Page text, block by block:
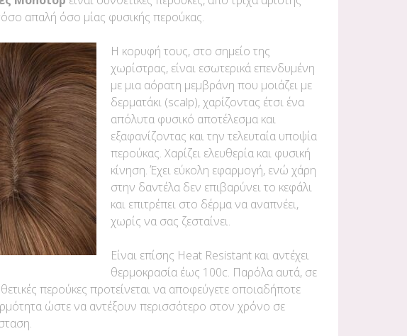
απαλή όσο μίας φυσικής περούκας.
Η κορυφή τους, στο σημείο της
χωρίστρας, είναι εσωτερικά επενδυμένη
με μια αόρατη μεμβράνη που μοιάζει με
δερματάκι (scalp), χαρίζοντας έτσι ένα
απόλυτα φυσικό αποτέλεσμα και
εξαφανίζοντας και την τελευταία υποψία
περούκας. Χαρίζει ελευθερία και φυσική
κίνηση. Έχει εύκολη εφαρμογή, ενώ χάρη
στην δαντέλα δεν επιβαρύνει το κεφάλι
και επιτρέπει στο δέρμα να αναπνέει,
χωρίς να σας ζεσταίνει.
Είναι επίσης Heat Resistant και αντέχει
θερμοκρασία έως 100c. Παρόλα αυτά, σε
περούκες προτείνεται να αποφεύγετε οποιαδήποτε
ώστε να αντέξουν περισσότερο στον χρόνο σε